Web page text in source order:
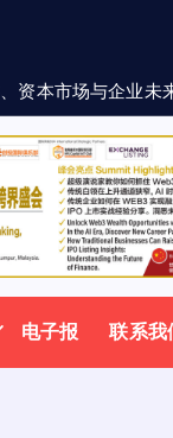
、 资本市场与企业未
电子报 联系我